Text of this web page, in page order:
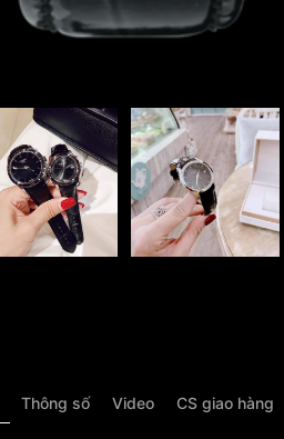
Thông số Video CS giao hàng